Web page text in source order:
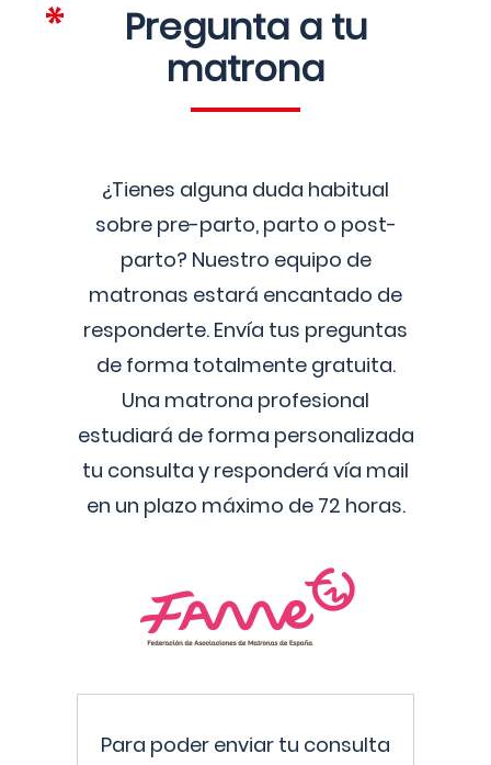
Pregunta a tu
matrona
¿Tienes alguna duda habitual
sobre pre-parto, parto o post-
parto? Nuestro equipo de
matronas estará encantado de
responderte. Envía tus preguntas
de forma totalmente gratuita.
Una matrona profesional
estudiará de forma personalizada
tu consulta y responderá vía mail
en un plazo máximo de 72 horas.
Para poder enviar tu consulta